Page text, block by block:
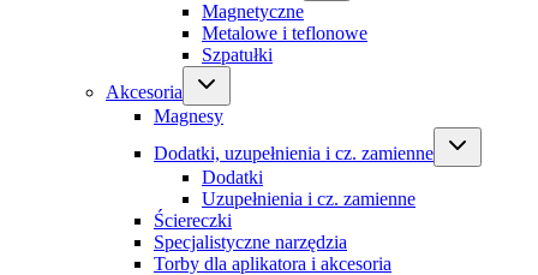
Magnetyczne
Metalowe i teflonowe
Szpatułki
Akcesoria
Magnesy
Dodatki, uzupełnienia i cz. zamienne
Dodatki
Uzupełnienia i cz. zamienne
Ściereczki
Specjalistyczne narzędzia
Torby dla aplikatora i akcesoria